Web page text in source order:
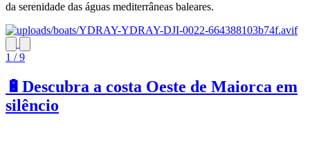
da serenidade das águas mediterrâneas baleares.
1 / 9
🔋Descubra a costa Oeste de Maiorca em
silêncio